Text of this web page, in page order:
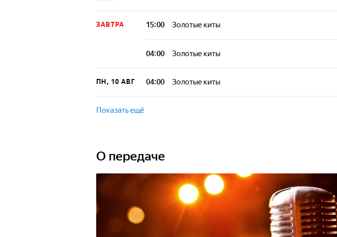
ЗАВТРА 15:00 Золотые киты
04:00 Золотые киты
ПН, 10 АВГ 04:00 Золотые киты
Показать ещё
О передаче